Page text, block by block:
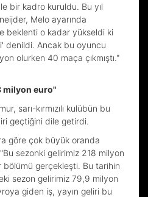
bir kadro kuruldu. Bu yıl
Melo ayarında
beklenti o kadar yükseldi ki
denildi. Ancak bu oyuncu
olurken 40 maça çıkmıştı."
milyon euro"
sarı-kırmızılı kulübün bu
geçtiğini dile getirdi.
göre çok büyük oranda
sezonki gelirimiz 218 milyon
gerçekleşti. Bu tarihin
sezon gelirimiz 79,9 milyon
giden iş, yayın geliri bu